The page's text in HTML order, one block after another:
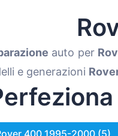
auto per
e generazioni